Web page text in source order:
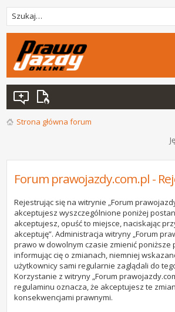
Strona główna forum
Forum prawojazdy.com.pl -
Rejestrując się na witrynie „Forum
akceptujesz wyszczególnione poniżej
akceptujesz, opuść to miejsce, naciskając
akceptuję”. Administracja witryny „Forum
prawo w dowolnym czasie zmienić poniższe
informując cię o zmianach, niemniej
użytkownicy sami regularnie zaglądali do
Korzystanie z witryny „Forum
regulaminu oznacza, że akceptujesz te
konsekwencjami prawnymi.